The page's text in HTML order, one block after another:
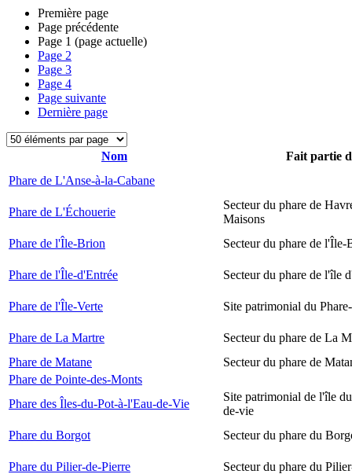
Première page
Page précédente
Page 1 (page actuelle)
Page 2
Page 3
Page 4
Page suivante
Dernière page
Nom
Fait partie
Phare de L'Anse-à-la-Cabane
Phare de L'Échouerie
Secteur du phare de
Maisons
Phare de l'Île-Brion
Secteur du phare de l'Île-
Phare de l'Île-d'Entrée Secteur du phare de l'île
Phare de l'Île-Verte Site patrimonial du
Phare de La Martre
Secteur du phare de La
Phare de Matane
Secteur du phare de
Phare de Pointe-des-Monts
Phare des Îles-du-Pot-à-l'Eau-de-Vie
Site patrimonial de l'île
de-vie
Phare du Borgot
Secteur du phare du
Phare du Pilier-de-Pierre
Secteur du phare du